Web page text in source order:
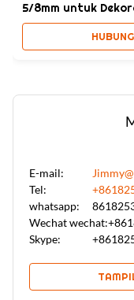
5/8mm untuk
E-mail:
Tel:
whatsapp:
Wechat wechat:
Skype: